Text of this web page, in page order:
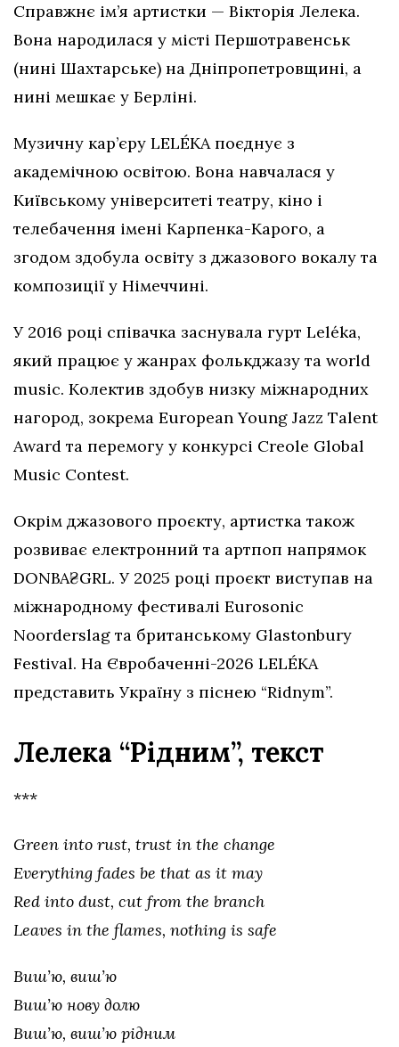
Справжнє ім’я артистки — Вікторія Лелека.
Вона народилася у місті Першотравенськ
(нині Шахтарське) на Дніпропетровщині, а
нині мешкає у Берліні.
Музичну кар’єру LELÉKA поєднує з
академічною освітою. Вона навчалася у
Київському університеті театру, кіно і
телебачення імені Карпенка-Карого, а
згодом здобула освіту з джазового вокалу та
композиції у Німеччині.
У 2016 році співачка заснувала гурт Leléka,
який працює у жанрах фолькджазу та world
music. Колектив здобув низку міжнародних
нагород, зокрема European Young Jazz Talent
Award та перемогу у конкурсі Creole Global
Music Contest.
Окрім джазового проєкту, артистка також
розвиває електронний та артпоп напрямок
DONBA₴GRL. У 2025 році проєкт виступав на
міжнародному фестивалі Eurosonic
Noorderslag та британському Glastonbury
Festival. На Євробаченні-2026 LELÉKA
представить Україну з піснею “Ridnym”.
Лелека “Рідним”, текст
***
Green into rust, trust in the change
Everything fades be that as it may
Red into dust, cut from the branch
Leaves in the flames, nothing is safe
Виш’ю, виш’ю
Виш’ю нову долю
Виш’ю, виш’ю рідним